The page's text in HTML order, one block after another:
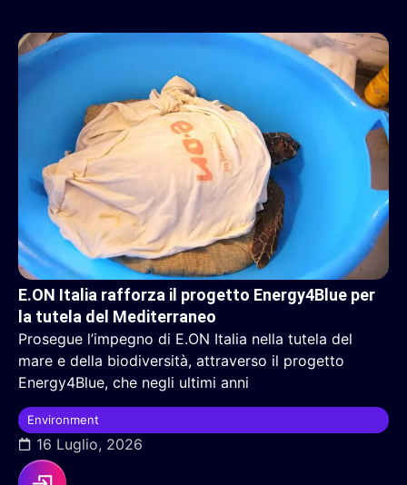
E.ON Italia rafforza il progetto Energy4Blue per
la tutela del Mediterraneo
Prosegue l’impegno di E.ON Italia nella tutela del
mare e della biodiversità, attraverso il progetto
Energy4Blue, che negli ultimi anni
Environment
16 Luglio, 2026